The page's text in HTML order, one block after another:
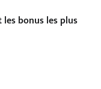
bonus les plus